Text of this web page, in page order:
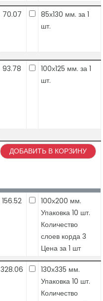
70.07
85х130 мм. за 1
шт.
93.78
100х125 мм. за 1
шт.
ДОБАВИТЬ В КОРЗИНУ
156.52
100х200 мм.
Упаковка 10 шт.
Количество
слоев корда 3
Цена за 1 шт
328.06
130х335 мм.
Упаковка 10 шт.
Количество